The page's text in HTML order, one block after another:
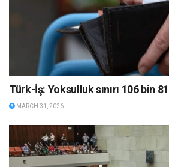
Türk-İş: Yoksulluk sınırı 106 bin
MARCH 31, 2026